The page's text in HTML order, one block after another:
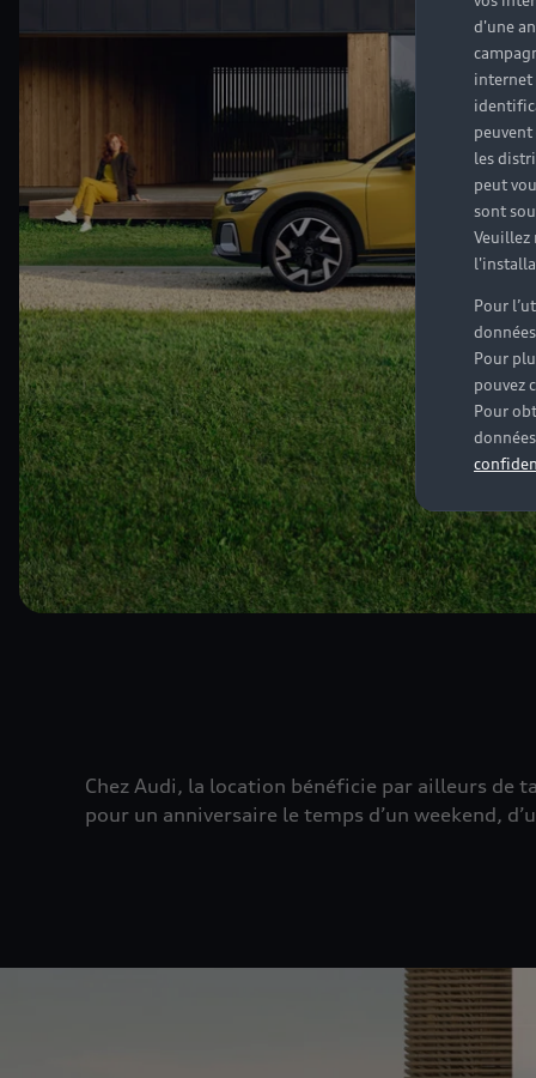
Chez Audi, la location bénéficie par ailleurs de
pour un anniversaire le temps d’un weekend,
d'une
internet
peuvent
les
peut
sont
Veuillez
Pour
Pour
pouvez
Pour